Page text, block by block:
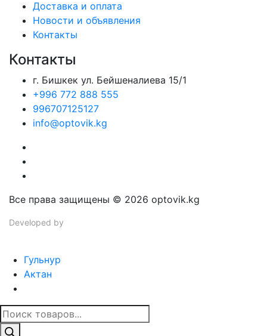
Доставка и оплата
Новости и объявления
Контакты
Контакты
г. Бишкек ул. Бейшеналиева 15/1
+996 772 888 555
996707125127
info@optovik.kg
Все права защищены © 2026 optovik.kg
Developed by
Гульнур
Актан
Поиск
товаров